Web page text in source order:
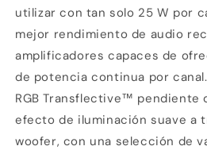
utilizar con tan solo 25 W por
mejor rendimiento de audio
amplificadores capaces de
de potencia continua por
RGB Transflective™ pendiente
efecto de iluminación suave a
woofer, con una selección de
sin tarjeta de
Agrega tu producto al
pagar con Meses sin
2 En tu cuenta de
la cantidad de meses
3 Paga mes a mescon
débito u otros medios.